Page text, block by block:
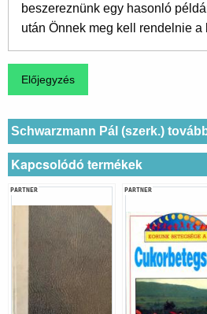
beszereznünk egy hasonló
után Önnek meg kell rendelnie a
Schwarzmann Pál (szerk.)
Kapcsolódó termékek
PARTNER PARTNER